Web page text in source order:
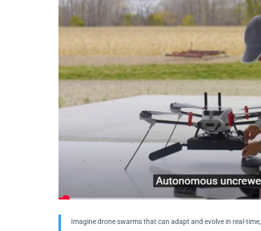
Imagine drone swarms that can adapt and evolve in real-